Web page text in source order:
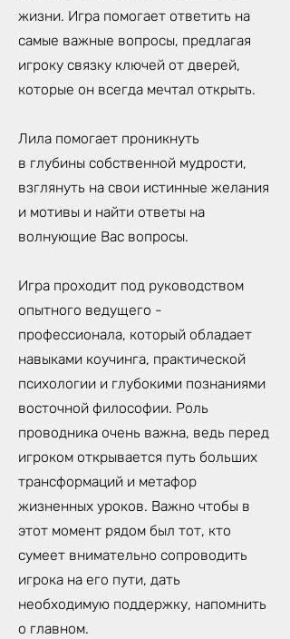
жизни. Игра помогает ответить на
самые важные вопросы, предлагая
игроку связку ключей от дверей,
которые он всегда мечтал открыть.
Лила помогает проникнуть
в глубины собственной мудрости,
взглянуть на свои истинные желания
и мотивы и найти ответы на
волнующие Вас вопросы.
Игра проходит под руководством
опытного ведущего -
профессионала, который обладает
навыками коучинга, практической
психологии и глубокими познаниями
восточной философии. Роль
проводника очень важна, ведь перед
игроком открывается путь больших
трансформаций и метафор
жизненных уроков. Важно чтобы в
этот момент рядом был тот, кто
сумеет внимательно сопроводить
игрока на его пути, дать
необходимую поддержку, напомнить
о главном.